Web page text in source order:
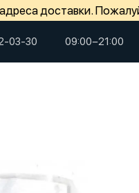
доставки.
03-30 09:00−21:00